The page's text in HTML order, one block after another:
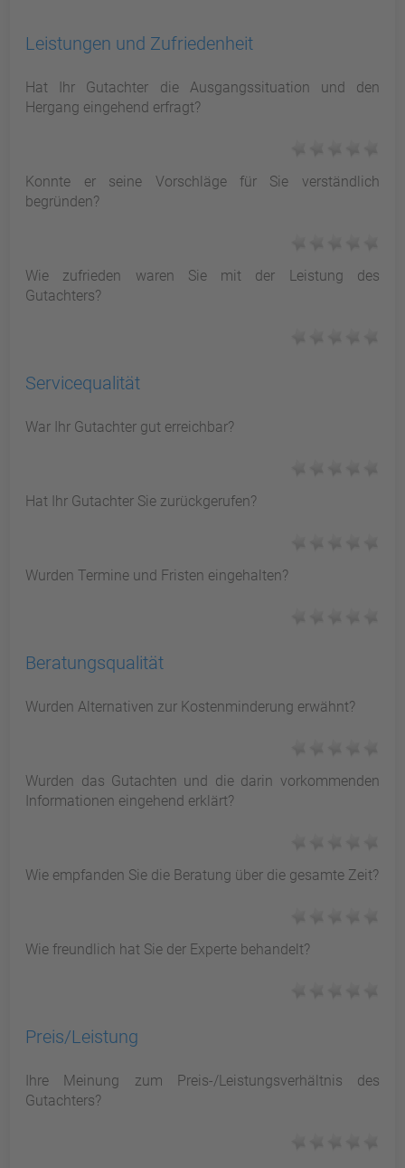
Leistungen und Zufriedenheit
Hat Ihr Gutachter die Ausgangssituation und den
Hergang eingehend erfragt?
Konnte er seine Vorschläge für Sie verständlich
begründen?
Wie zufrieden waren Sie mit der Leistung des
Gutachters?
Servicequalität
War Ihr Gutachter gut erreichbar?
Hat Ihr Gutachter Sie zurückgerufen?
Wurden Termine und Fristen eingehalten?
Beratungsqualität
Wurden Alternativen zur Kostenminderung erwähnt?
Wurden das Gutachten und die darin vorkommenden
Informationen eingehend erklärt?
Wie empfanden Sie die Beratung über die gesamte Zeit?
Wie freundlich hat Sie der Experte behandelt?
Preis/Leistung
Ihre Meinung zum Preis-/Leistungsverhältnis des
Gutachters?